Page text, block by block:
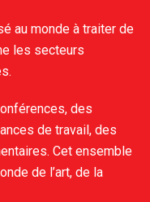
au monde à traiter de
les secteurs
des
de travail, des
Cet ensemble
de l’art, de la